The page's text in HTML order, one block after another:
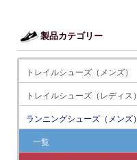
製品カテゴリー
トレイルシューズ（メンズ）
トレイルシューズ（レディス）
ランニングシューズ（メンズ）
一覧